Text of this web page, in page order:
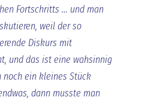
Fortschritts … und man
weil der so
Diskurs mit
und das ist eine wahsinnig
noch ein kleines Stück
dann musste man